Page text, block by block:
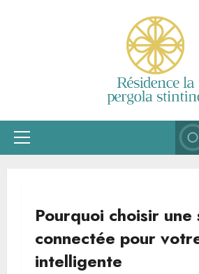
Menu
Pourquoi choisir
connectée pour
intelligente